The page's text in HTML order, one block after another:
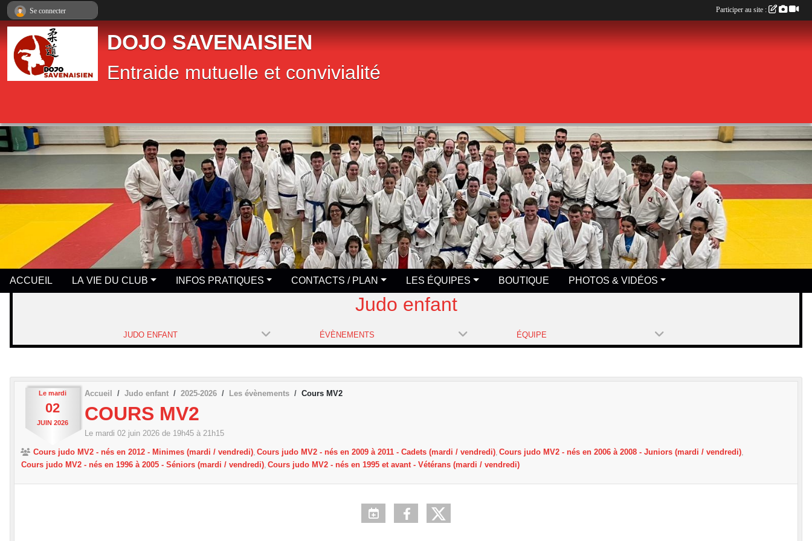
DOJO SAVENAISIEN
Entraide mutuelle et convivialité
ACCUEIL LA VIE DU CLUB INFOS PRATIQUES CONTACTS / PLAN LES ÉQUIPES BOUTIQUE PHOTOS & VIDÉOS
Judo enfant
JUDO ENFANT ÉVÈNEMENTS ÉQUIPE
Le mardi
02
JUIN 2026
Accueil Judo enfant 2025-2026 Les évènements Cours MV2
COURS MV2
Le mardi 02 juin 2026 de 19h45 à 21h15
Cours judo MV2 - nés en 2012 - Minimes (mardi / vendredi) Cours judo MV2 - nés en 2009 à 2011 - Cadets (mardi / vendredi) Cours judo MV2 - nés en 2006 à 2008 - Juniors (mardi / vendredi)
Cours judo MV2 - nés en 1996 à 2005 - Séniors (mardi / vendredi) Cours judo MV2 - nés en 1995 et avant - Vétérans (mardi / vendredi)
Se connecter Participer au site :
Panneau de gestion des cookies